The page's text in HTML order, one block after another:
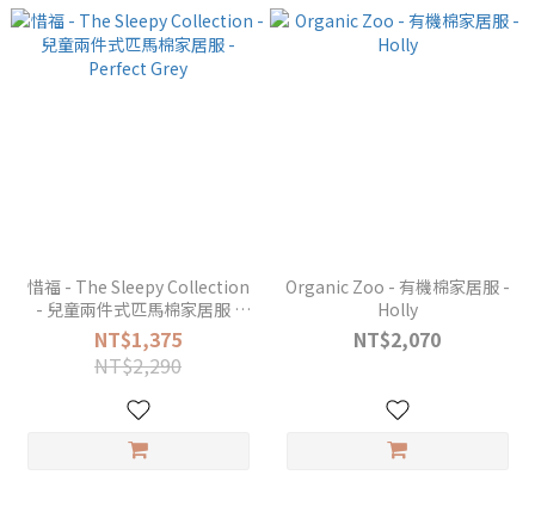
惜福 - The Sleepy Collection
- 兒童兩件式匹馬棉家居服 -
Perfect Grey
NT$1,375
NT$2,290
Organic Zoo - 有機棉家居服 -
Holly
NT$2,070